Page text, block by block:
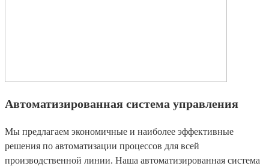
Автоматизированная система управления
Мы предлагаем экономичные и наиболее эффективные
решения по автоматизации процессов для всей
производственной линии. Наша автоматизированная система